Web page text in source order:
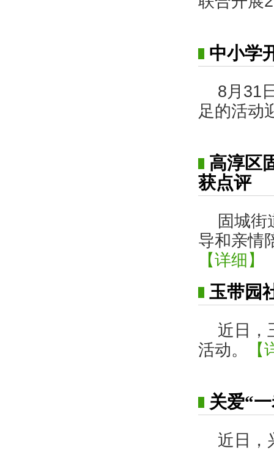
中小学
8月31
足的活动
高淳区
获点评
固城街
导和亲情
【详细】
玉带园
近日，
活动。
关爱“
近日，